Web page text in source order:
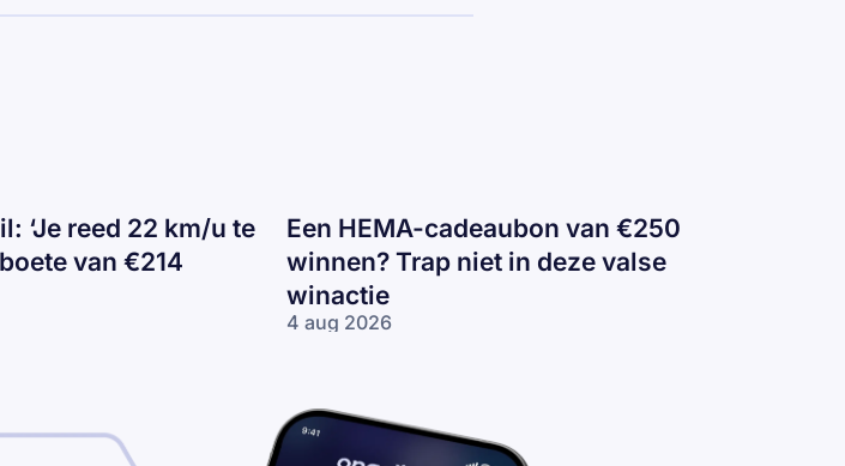
‘Je reed 22 km/u te
van €214
Een HEMA-cadeaubon van €250
winnen? Trap niet in deze valse
winactie
4 aug 2026
van €250
winnen?